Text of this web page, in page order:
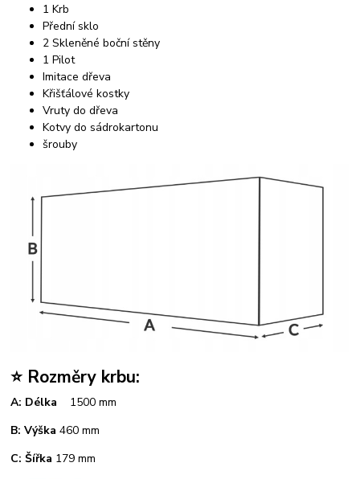
1 Krb
Přední sklo
2 Skleněné boční stěny
1 Pilot
Imitace dřeva
Křišťálové kostky
Vruty do dřeva
Kotvy do sádrokartonu
šrouby
⭐ Rozměry krbu:
A: Délka
1500 mm
B: Výška 460 mm
C: Šířka 179 mm